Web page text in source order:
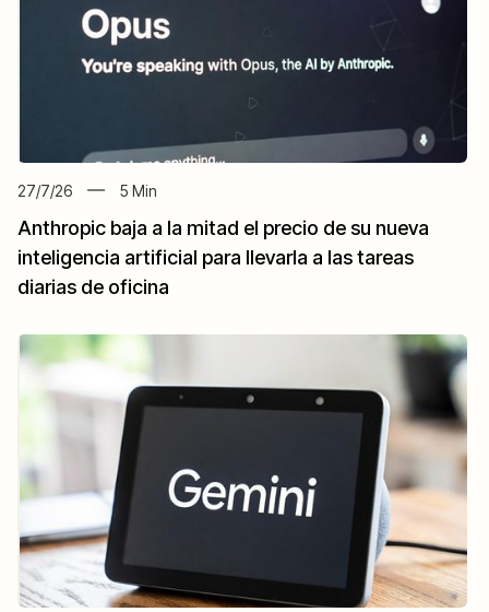
27/7/26 5 Min
Anthropic baja a la mitad el precio de su nueva
inteligencia artificial para llevarla a las tareas
diarias de oficina